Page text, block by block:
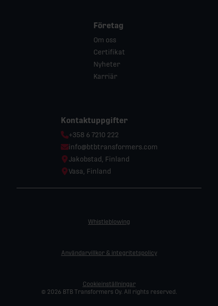
Företag
Om oss
Certifikat
Nyheter
Karriär
Kontaktuppgifter
Phone:
+358 6 7210 222
Email:
info@btbtransformers.com
Location:
Jakobstad, Finland
Location:
Vasa, Finland
© 2026 BTB Transformers Oy. All rights reserved.
Whistleblowing
Användarvillkor & integritetspolicy
Cookieinställningar